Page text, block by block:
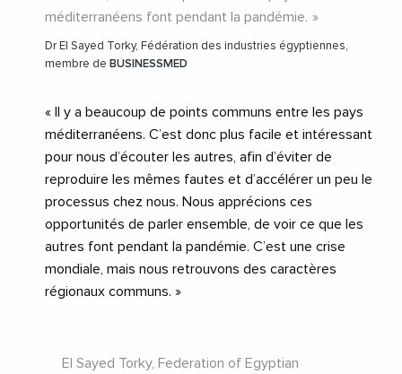
méditerranéens font pendant la pandémie.
Dr El Sayed Torky, Fédération des industries égyptiennes,
membre de BUSINESSMED
« Il y a beaucoup de points communs entre les pays
méditerranéens. C’est donc plus facile et intéressant
pour nous d’écouter les autres, afin d’éviter de
reproduire les mêmes fautes et d’accélérer un peu le
processus chez nous. Nous apprécions ces
opportunités de parler ensemble, de voir ce que les
autres font pendant la pandémie. C’est une crise
mondiale, mais nous retrouvons des caractères
régionaux communs. »
El Sayed Torky, Federation of Egyptian